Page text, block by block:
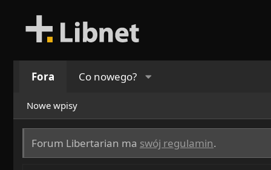
Fora Co nowego?
Nowe wpisy
Forum Libertarian ma swój regulamin.